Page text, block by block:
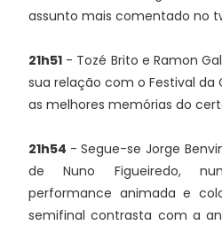
assunto mais comentado no
21h51 - Tozé Brito e Ramon
sua relação com o Festival
as melhores memórias do
21h54 - Segue-se Jorge
de Nuno Figueiredo,
performance animada e
semifinal contrasta com a